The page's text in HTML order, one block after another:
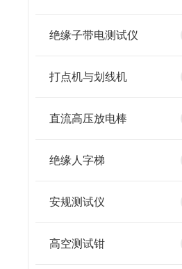
绝缘子带电测试仪
打点机与划线机
直流高压放电棒
绝缘人字梯
安规测试仪
高空测试钳